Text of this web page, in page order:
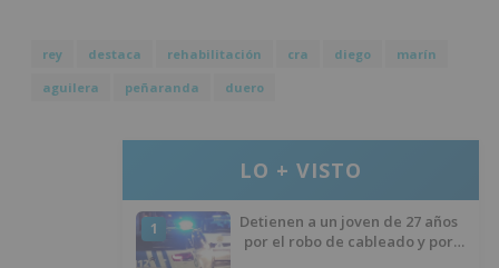
rey destaca rehabilitación cra diego
marín
aguilera
peñaranda duero
LO + VISTO
1
Detienen a un joven de 27 años
por el robo de cableado y por